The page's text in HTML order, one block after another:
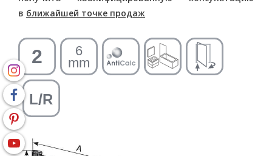
в ближайшей точке продаж